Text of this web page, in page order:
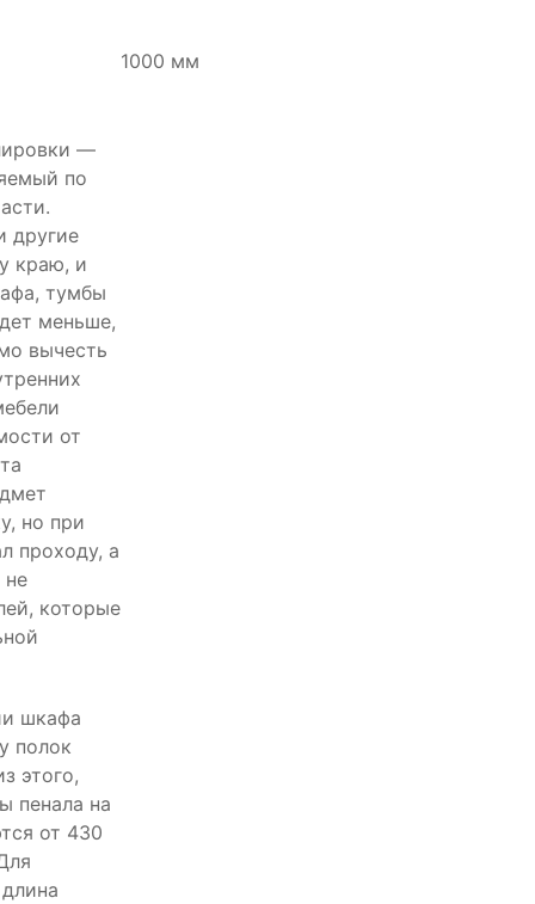
—
по
другие
краю, и
тумбы
меньше,
вычесть
от
но при
проходу, а
которые
шкафа
полок
этого,
пенала на
от 430
1000 мм